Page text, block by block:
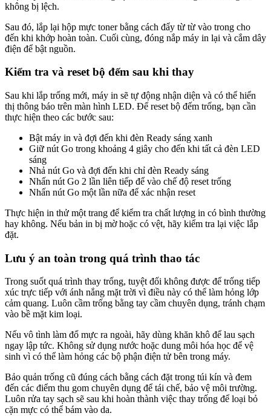
không bị lệch.
Sau đó, lắp lại hộp mực toner bằng cách đẩy từ từ vào trong cho
đến khi khớp hoàn toàn. Cuối cùng, đóng nắp máy in lại và cắm dây
điện để bật nguồn.
Kiểm tra và reset bộ đếm sau khi thay
Sau khi lắp trống mới, máy in sẽ tự động nhận diện và có thể hiển
thị thông báo trên màn hình LED. Để reset bộ đếm trống, bạn cần
thực hiện theo các bước sau:
Bật máy in và đợi đến khi đèn Ready sáng xanh
Giữ nút Go trong khoảng 4 giây cho đến khi tất cả đèn LED
sáng
Nhả nút Go và đợi đến khi chỉ đèn Ready sáng
Nhấn nút Go 2 lần liên tiếp để vào chế độ reset trống
Nhấn nút Go một lần nữa để xác nhận reset
Thực hiện in thử một trang để kiểm tra chất lượng in có bình thường
hay không. Nếu bản in bị mờ hoặc có vệt, hãy kiểm tra lại việc lắp
đặt.
Lưu ý an toàn trong quá trình thao tác
Trong suốt quá trình thay trống, tuyệt đối không được để trống tiếp
xúc trực tiếp với ánh nắng mặt trời vì điều này có thể làm hỏng lớp
cảm quang. Luôn cầm trống bằng tay cầm chuyên dụng, tránh chạm
vào bề mặt kim loại.
Nếu vô tình làm đổ mực ra ngoài, hãy dùng khăn khô để lau sạch
ngay lập tức. Không sử dụng nước hoặc dung môi hóa học để vệ
sinh vì có thể làm hỏng các bộ phận điện tử bên trong máy.
Bảo quản trống cũ đúng cách bằng cách đặt trong túi kín và đem
đến các điểm thu gom chuyên dụng để tái chế, bảo vệ môi trường.
Luôn rửa tay sạch sẽ sau khi hoàn thành việc thay trống để loại bỏ
cặn mực có thể bám vào da.